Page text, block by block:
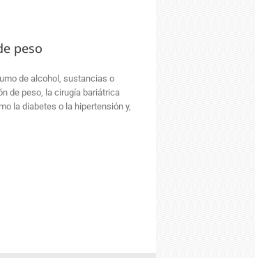
peso
de alcohol, sustancias o
de peso, la cirugía bariátrica
la diabetes o la hipertensión y,